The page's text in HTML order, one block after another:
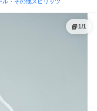
ル・その他スピリッツ
1/1